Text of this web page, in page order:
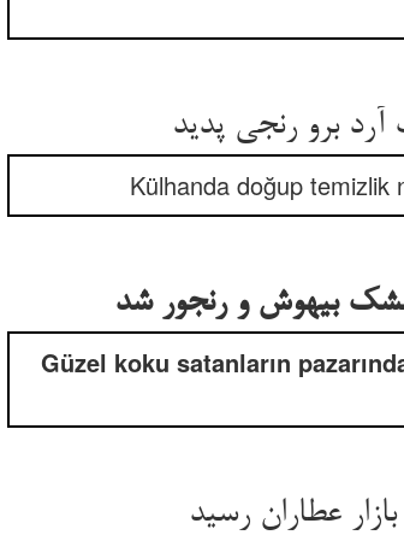
برو رنجی پدید
Külhanda doğup temizlik
مشک بیهوش و رنجور شد
Güzel koku satanların
عطاران رسید